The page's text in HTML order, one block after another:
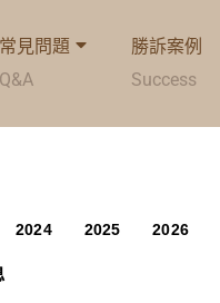
常見問題
Q&A
勝訴案例
Success
2024 2025 2026